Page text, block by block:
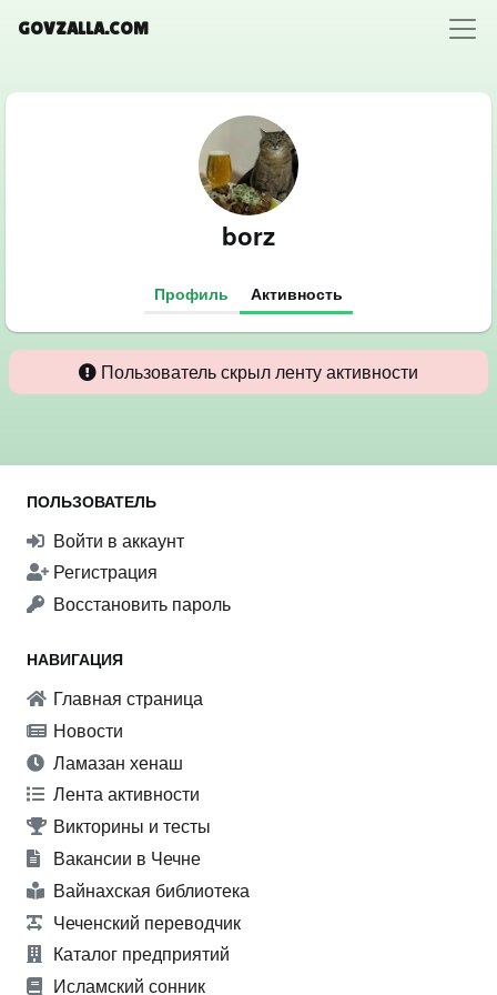
GOVZALLA.COM
borz
Профиль Активность
Пользователь скрыл ленту активности
ПОЛЬЗОВАТЕЛЬ
Войти в аккаунт
Регистрация
Восстановить пароль
НАВИГАЦИЯ
Главная страница
Новости
Ламазан хенаш
Лента активности
Викторины и тесты
Вакансии в Чечне
Вайнахская библиотека
Чеченский переводчик
Каталог предприятий
Исламский сонник